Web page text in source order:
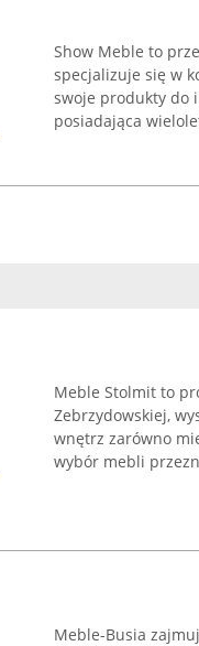
Show Meble to
specjalizuje się w
swoje produkty do
posiadająca
Meble Stolmit to
Zebrzydowskiej,
wnętrz zarówno
wybór mebli
Meble-Busia